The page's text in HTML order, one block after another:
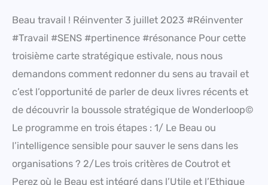
Beau travail ! Réinventer 3 juillet 2023 #Réinventer
#Travail #SENS #pertinence #résonance Pour cette
troisième carte stratégique estivale, nous nous
demandons comment redonner du sens au travail et
c’est l’opportunité de parler de deux livres récents et
de découvrir la boussole stratégique de Wonderloop©
Le programme en trois étapes : 1/ Le Beau ou
l’intelligence sensible pour sauver le sens dans les
organisations ? 2/Les trois critères de Coutrot et
Perez où le Beau est intégré dans l’Utile et l’Ethique